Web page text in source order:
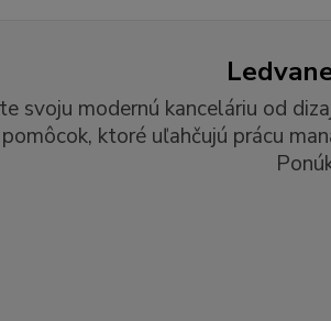
svoju modernú kanceláriu od
ktoré uľahčujú prácu